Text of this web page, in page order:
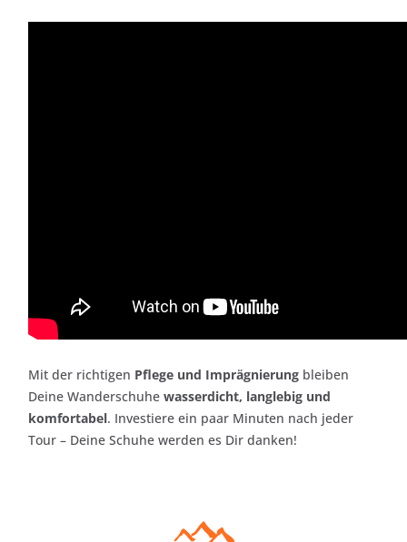
Mit der richtigen Pflege und Imprägnierung bleiben
Deine Wanderschuhe wasserdicht, langlebig und
komfortabel. Investiere ein paar Minuten nach jeder
Tour – Deine Schuhe werden es Dir danken!